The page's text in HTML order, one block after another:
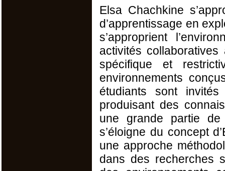
Elsa Chachkine
d’apprentissage en
s’approprient
activités
spécifique et
environnements
étudiants sont invités
produisant des
une grande partie de
s’éloigne du concept
une approche
dans des recherches